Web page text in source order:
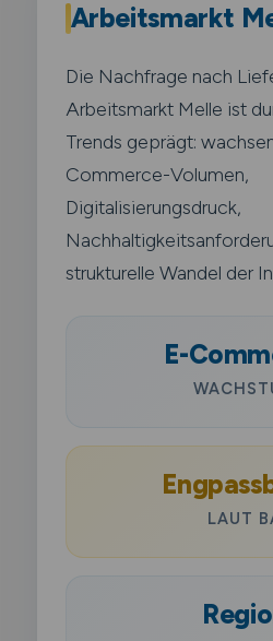
Arbeitsmarkt
Die Nachfrage nach
Arbeitsmarkt Melle ist
Trends geprägt:
Commerce-Volumen,
Digitalisierungsdruck,
strukturelle Wandel der
E-
LAUT